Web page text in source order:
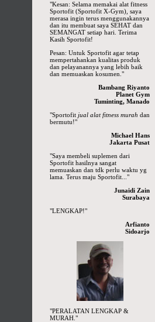
"Kesan: Selama memakai alat fitness
Sportofit (Sportofit X-Gym), saya
merasa ingin terus menggunakannya
dan itu membuat saya SEHAT dan
SEMANGAT setiap hari. Terima
Kasih Sportofit!
Pesan: Untuk Sportofit agar tetap
mempertahankan kualitas produk
dan pelayanannya yang lebih baik
dan memuaskan kosumen."
Bambang Riyanto
Planet Gym
Tuminting, Manado
"Sportofit jual alat fitness murah dan
bermutu!"
Michael Hans
Jakarta Pusat
"Saya membeli suplemen dari
Sportofit hasilnya sangat
memuaskan dan tdk perlu waktu yg
lama. Terus maju Sportofit..."
Junaidi Zain
Surabaya
"LENGKAP!"
Arfianto
Sidoarjo
"PERALATAN LENGKAP &
MURAH."